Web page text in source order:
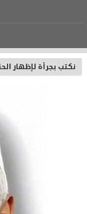
لإظهار الحقيقة